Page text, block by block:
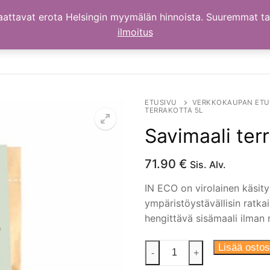
ETUSIVU
VERKKOKAUPAN
TERRAKOTTA 5L
Savimaali
71.90 € Sis. Alv.
IN ECO on virolainen
ympäristöystävällisin
hengittävä sisämaali
Savimaali
terrakotta
- + Lisää
erota Helsingin myymälän hinnoista. Suuremmat
ilmoitus